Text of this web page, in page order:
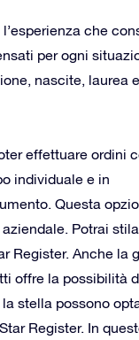
che
per ogni
nascite, laurea e
effettuare ordini
individuale e in
Questa
Potrai
Register. Anche la
offre la possibilità
stella possono
Register. In